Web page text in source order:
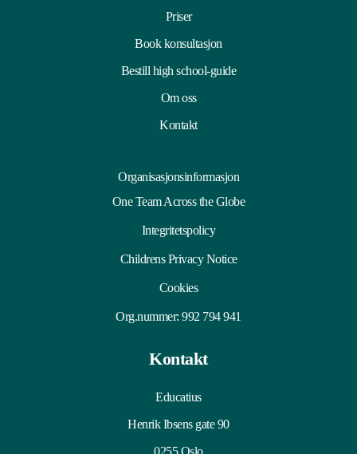
Priser
Book konsultasjon
Bestill high school-guide
Om oss
Kontakt
Organisasjonsinformasjon
One Team Across the Globe
Integritetspolicy
Childrens Privacy Notice
Cookies
Org.nummer: 992 794 941
Kontakt
Educatius
Henrik Ibsens gate 90
0255 Oslo